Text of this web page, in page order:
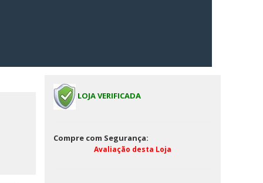
LOJA VERIFICADA
Compre com Segurança:
Avaliação desta Loja